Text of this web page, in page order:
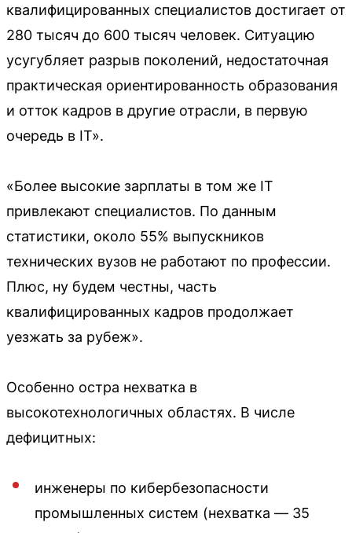
квалифицированных специалистов достигает от
280 тысяч до 600 тысяч человек. Ситуацию
усугубляет разрыв поколений, недостаточная
практическая ориентированность образования
и отток кадров в другие отрасли, в первую
очередь в IT».
«Более высокие зарплаты в том же IT
привлекают специалистов. По данным
статистики, около 55% выпускников
технических вузов не работают по профессии.
Плюс, ну будем честны, часть
квалифицированных кадров продолжает
уезжать за рубеж».
Особенно остра нехватка в
высокотехнологичных областях. В числе
дефицитных:
инженеры по кибербезопасности
промышленных систем (нехватка — 35